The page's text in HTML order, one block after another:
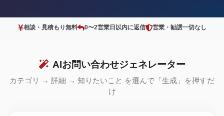
相談・見積もり無料 0〜2営業日以内に返信 営業・勧誘一切なし
AIお問い合わせジェネレーター
カテゴリ → 詳細 → 知りたいこと を選んで「生成」を押すだ
け